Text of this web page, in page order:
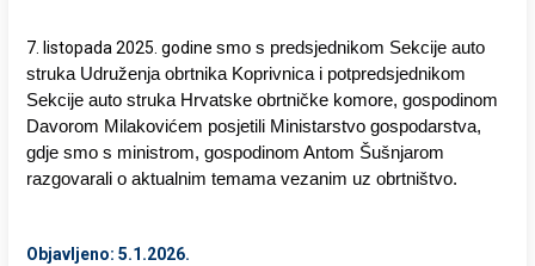
7. listopada 2025. godinesmo s predsjednikom Sekcije auto
struka Udruženja obrtnika Koprivnica i potpredsjednikom
Sekcije auto struka Hrvatske obrtničke komore, gospodinom
Davorom Milakovićem posjetili Ministarstvo gospodarstva,
gdje smo s ministrom, gospodinom Antom Šušnjarom
razgovarali o aktualnim temama vezanim uz obrtništvo.
Objavljeno: 5.1.2026.